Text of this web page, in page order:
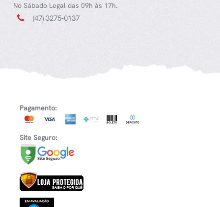
No Sábado Legal das 09h às 17h.
(47) 3275-0137
Pagamento:
Site Seguro: